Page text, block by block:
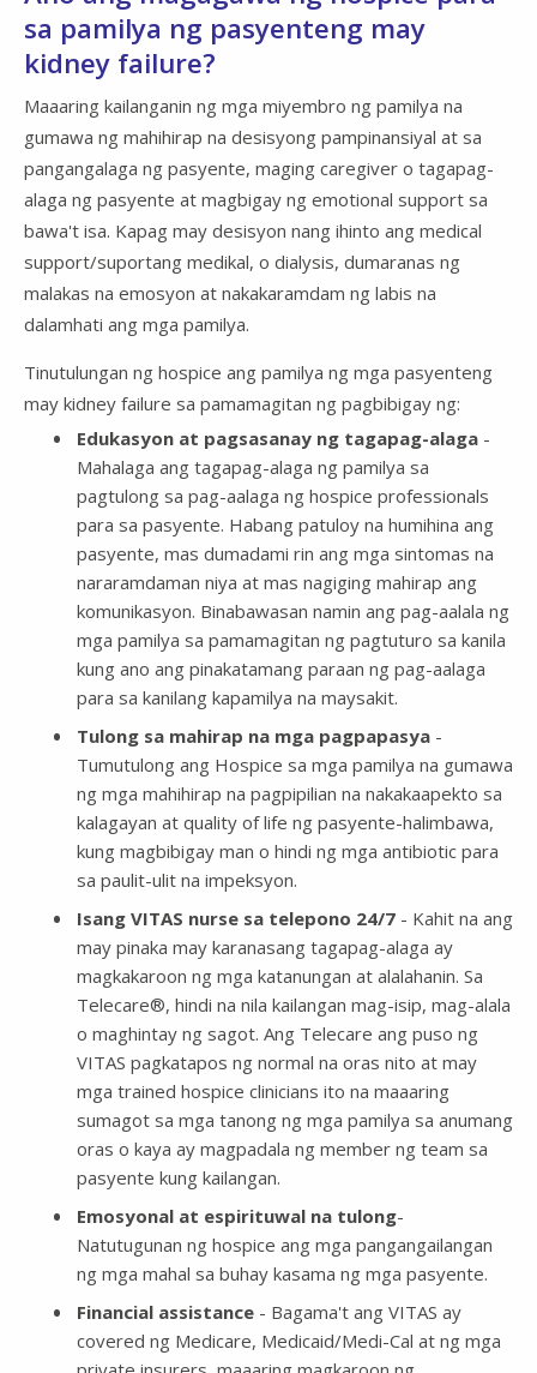
sa pamilya ng pasyenteng may
kidney failure?
Maaaring kailanganin ng mga miyembro ng pamilya na
gumawa ng mahihirap na desisyong pampinansiyal at sa
pangangalaga ng pasyente, maging caregiver o tagapag-
alaga ng pasyente at magbigay ng emotional support sa
bawa't isa. Kapag may desisyon nang ihinto ang medical
support/suportang medikal, o dialysis, dumaranas ng
malakas na emosyon at nakakaramdam ng labis na
dalamhati ang mga pamilya.
Tinutulungan ng hospice ang pamilya ng mga pasyenteng
may kidney failure sa pamamagitan ng pagbibigay ng:
Edukasyon at pagsasanay ng tagapag-alaga -
Mahalaga ang tagapag-alaga ng pamilya sa
pagtulong sa pag-aalaga ng hospice professionals
para sa pasyente. Habang patuloy na humihina ang
pasyente, mas dumadami rin ang mga sintomas na
nararamdaman niya at mas nagiging mahirap ang
komunikasyon. Binabawasan namin ang pag-aalala ng
mga pamilya sa pamamagitan ng pagtuturo sa kanila
kung ano ang pinakatamang paraan ng pag-aalaga
para sa kanilang kapamilya na maysakit.
Tulong sa mahirap na mga pagpapasya -
Tumutulong ang Hospice sa mga pamilya na gumawa
ng mga mahihirap na pagpipilian na nakakaapekto sa
kalagayan at quality of life ng pasyente-halimbawa,
kung magbibigay man o hindi ng mga antibiotic para
sa paulit-ulit na impeksyon.
Isang VITAS nurse sa telepono 24/7 - Kahit na ang
may pinaka may karanasang tagapag-alaga ay
magkakaroon ng mga katanungan at alalahanin. Sa
Telecare®, hindi na nila kailangan mag-isip, mag-alala
o maghintay ng sagot. Ang Telecare ang puso ng
VITAS pagkatapos ng normal na oras nito at may
mga trained hospice clinicians ito na maaaring
sumagot sa mga tanong ng mga pamilya sa anumang
oras o kaya ay magpadala ng member ng team sa
pasyente kung kailangan.
Emosyonal at espirituwal na tulong-
Natutugunan ng hospice ang mga pangangailangan
ng mga mahal sa buhay kasama ng mga pasyente.
Financial assistance - Bagama't ang VITAS ay
covered ng Medicare, Medicaid/Medi-Cal at ng mga